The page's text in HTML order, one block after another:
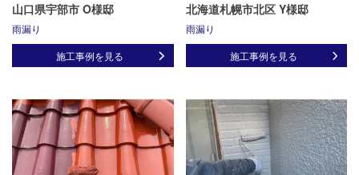
山口県宇部市 O様邸
雨漏り
施工事例を見る
北海道札幌市北区 Y様邸
雨漏り
施工事例を見る